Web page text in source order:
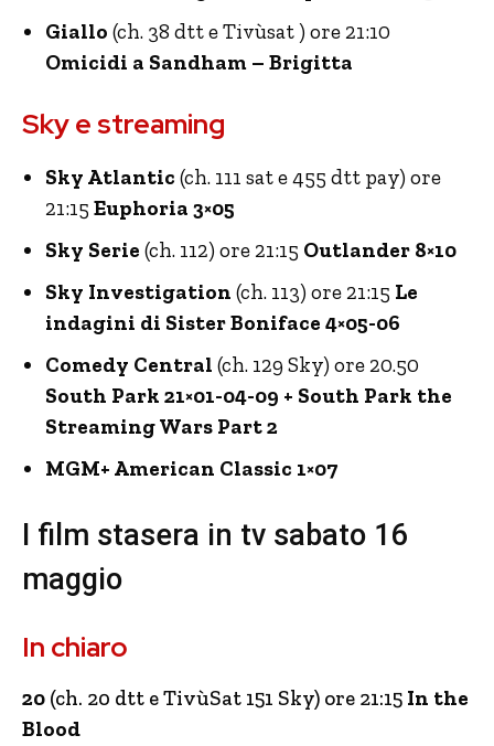
Giallo (ch. 38 dtt e Tivùsat ) ore 21:10
Omicidi a Sandham – Brigitta
Sky e streaming
Sky Atlantic (ch. 111 sat e 455 dtt pay) ore
21:15 Euphoria 3×05
Sky Serie (ch. 112) ore 21:15 Outlander 8×10
Sky Investigation (ch. 113) ore 21:15 Le
indagini di Sister Boniface 4×05-06
Comedy Central (ch. 129 Sky) ore 20.50
South Park 21×01-04-09 + South Park the
Streaming Wars Part 2
MGM+ American Classic 1×07
I film stasera in tv sabato 16
maggio
In chiaro
20 (ch. 20 dtt e TivùSat 151 Sky) ore 21:15 In the
Blood